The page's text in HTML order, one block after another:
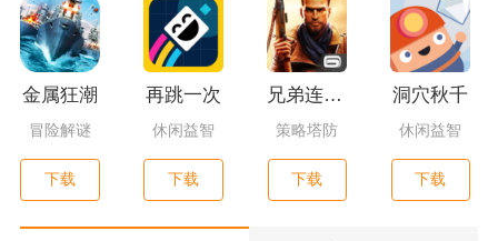
金属狂潮
冒险解谜
下载
再跳一次
休闲益智
下载
兄弟连3：战争之子
策略塔防
下载
洞穴秋千
休闲益智
下载